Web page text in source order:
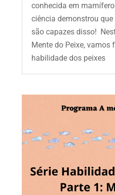
conhecida em
ciência demonstrou
são capazes disso!
Mente do Peixe, vamos
habilidade dos peixes